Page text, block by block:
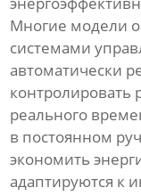
Многие модели
системами
автоматически
контролировать
реального
в постоянном
экономить
адаптируются к